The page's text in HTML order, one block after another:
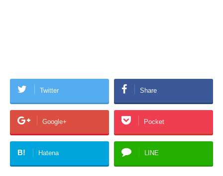
Twitter Share
Google+ Pocket
B! Hatena LINE